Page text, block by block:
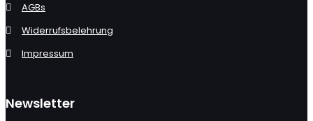
AGBs
Widerrufsbelehrung
Impressum
Newsletter